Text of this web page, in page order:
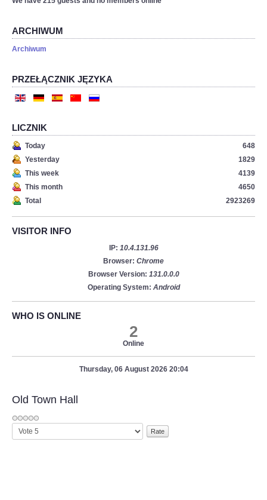
ARCHIWUM
Archiwum
PRZEŁĄCZNIK JĘZYKA
LICZNIK
Today
648
Yesterday
1829
This week
4139
This month
4650
Total
2923269
VISITOR INFO
IP: 10.4.131.96
Browser: Chrome
Browser Version: 131.0.0.0
Operating System: Android
WHO IS ONLINE
2
Online
Thursday, 06 August 2026 20:04
Old Town Hall
Please
Rate